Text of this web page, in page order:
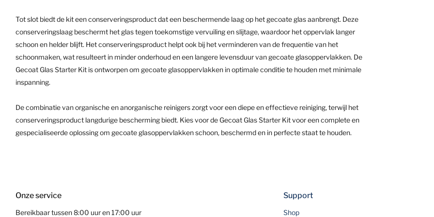
Tot slot biedt de kit een conserveringsproduct dat een beschermende laag op het gecoate glas aanbrengt. Deze
conserveringslaag beschermt het glas tegen toekomstige vervuiling en slijtage, waardoor het oppervlak langer
schoon en helder blijft. Het conserveringsproduct helpt ook bij het verminderen van de frequentie van het
schoonmaken, wat resulteert in minder onderhoud en een langere levensduur van gecoate glasoppervlakken. De
Gecoat Glas Starter Kit is ontworpen om gecoate glasoppervlakken in optimale conditie te houden met minimale
inspanning.
De combinatie van organische en anorganische reinigers zorgt voor een diepe en effectieve reiniging, terwijl het
conserveringsproduct langdurige bescherming biedt. Kies voor de Gecoat Glas Starter Kit voor een complete en
gespecialiseerde oplossing om gecoate glasoppervlakken schoon, beschermd en in perfecte staat te houden.
Onze service
Bereikbaar tussen 8:00 uur en 17:00 uur
Support
Shop